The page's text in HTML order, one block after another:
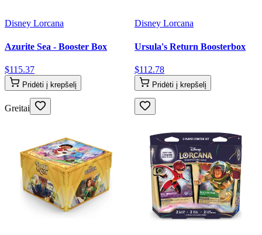
Disney Lorcana
Azurite Sea - Booster Box
$115.37
Pridėti į krepšelį
Disney Lorcana
Ursula's Return Boosterbox
$112.78
Pridėti į krepšelį
Greitai